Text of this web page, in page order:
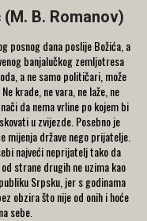
B. Romanov)
posnog dana poslije Božića, a
banjalučkog zemljotresa
a ne samo političari, može
krade, ne vara, ne laže, ne
da nema vrline po kojem bi
u zvijezde. Posebno je
mijenja države nego prijatelje.
najveći neprijatelj tako da
strane drugih ne uzima kao
Srpsku, jer s godinama
obzira što nije od onih i hoće
na sebe.